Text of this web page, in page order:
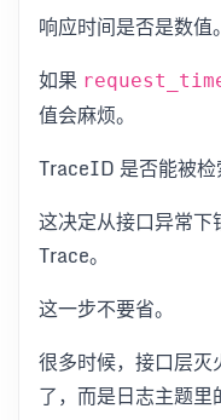
响应时间是否是数值。
如果
值会麻烦。
TraceID 是否能被检
这决定从接口异常
Trace。
这一步不要省。
很多时候，接口层
了，而是日志主题里